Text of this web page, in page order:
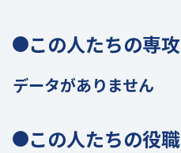
この人たちの専攻
データがありません
この人たちの役職